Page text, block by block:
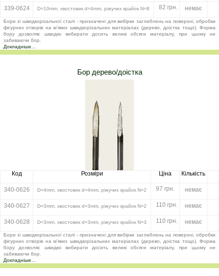
339-0624 D=10mm, хвостовик d=4mm, ріжучих крайок N=8 82 грн. немає
Бори зі швидкорізальної сталі - призначені для вибірки заглиблень на поверхні, обробки
фігурних отворів на м'яких швидкорізальних матеріалах (дерево, доістка тощо). Форма
бору дозволяє швидко вибирати досить великі обсяги матеріалу, при цьому не
забиваючи бор.
Докладніше...
Бор дерево/доістка
Код Розміри Ціна Кількість
340-0626 D=4mm, хвостовик d=4mm, ріжучих крайок N=2 97 грн. немає
340-0627 D=3mm, хвостовик d=3mm, ріжучих крайок N=2 110 грн. немає
340-0628 D=3mm, хвостовик d=3mm, ріжучих крайок N=3 110 грн. немає
Бори зі швидкорізальної сталі - призначені для вибірки заглиблень на поверхні, обробки
фігурних отворів на м'яких швидкорізальних матеріалах (дерево, доістка тощо). Форма
бору дозволяє швидко вибирати досить великі обсяги матеріалу, при цьому не
забиваючи бор.
Докладніше...